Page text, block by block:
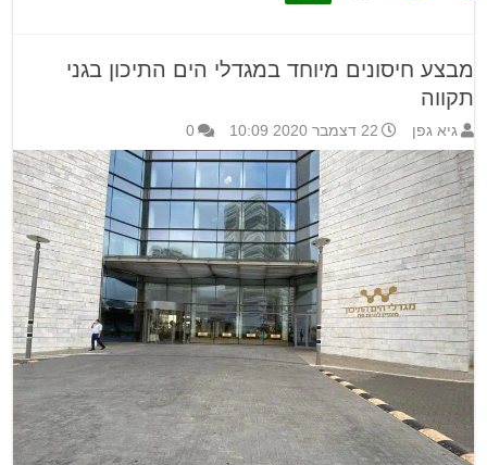
מבצע חיסונים מיוחד במגדלי הים התיכון בגני
תקווה
גיא גפן 22 דצמבר 2020 10:09 0